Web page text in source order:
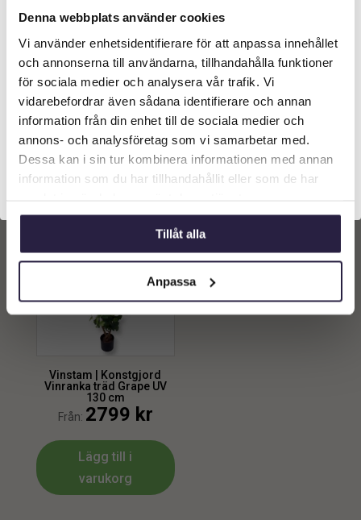
Denna webbplats använder cookies
Vi använder enhetsidentifierare för att anpassa innehållet
och annonserna till användarna, tillhandahålla funktioner
för sociala medier och analysera vår trafik. Vi
vidarebefordrar även sådana identifierare och annan
information från din enhet till de sociala medier och
annons- och analysföretag som vi samarbetar med.
Dessa kan i sin tur kombinera informationen med annan
information som du har tillhandahållit eller som de har
Tillåt alla
Anpassa
min. max.
Växtarter
Vinstam 1
Egenskaper
UV
Endast ett sökresultat
Vinstam | Konstgjord
Vinranka träd Grape UV
130 cm
Från: 2799 kr
Lägg till i
varukorg
Välkommen till Webflower
Vilken typ av kund är du? Du kan alltid justera ditt val
längst upp på sidan.
Företagskund (exkl. moms)
Privatkund (inkl. moms)